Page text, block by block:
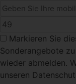
Markieren Sie
Sonderangebote
wieder abmelden.
unseren